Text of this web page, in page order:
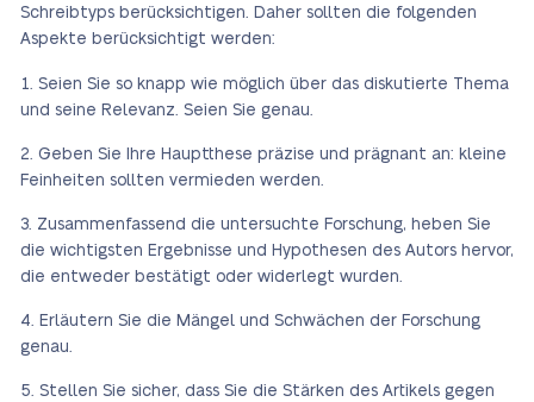
Schreibtyps berücksichtigen. Daher sollten die folgenden
Aspekte berücksichtigt werden:
Seien Sie so knapp wie möglich über das diskutierte Thema
und seine Relevanz. Seien Sie genau.
Geben Sie Ihre Hauptthese präzise und prägnant an: kleine
Feinheiten sollten vermieden werden.
Zusammenfassend die untersuchte Forschung, heben Sie
die wichtigsten Ergebnisse und Hypothesen des Autors hervor,
die entweder bestätigt oder widerlegt wurden.
Erläutern Sie die Mängel und Schwächen der Forschung
genau.
Stellen Sie sicher, dass Sie die Stärken des Artikels gegen